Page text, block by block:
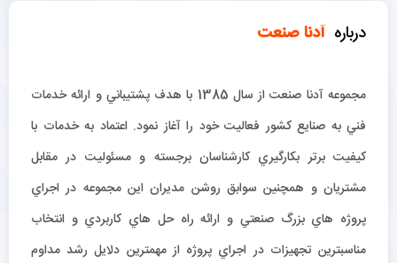
درباره آدنا صنعت
مجموعه آدنا صنعت از سال 1385 با هدف پشتيباني و ارائه خدمات
فني به صنايع كشور فعاليت خود را آغاز نمود. اعتماد به خدمات با
كيفيت برتر بكارگيري كارشناسان برجسته و مسئوليت در مقابل
مشتريان و همچنين سوابق روشن مديران اين مجموعه در اجراي
پروژه هاي بزرگ صنعتي و ارائه راه حل هاي كاربردي و انتخاب
مناسبترين تجهيزات در اجراي پروژه از مهمترين دلايل رشد مداوم